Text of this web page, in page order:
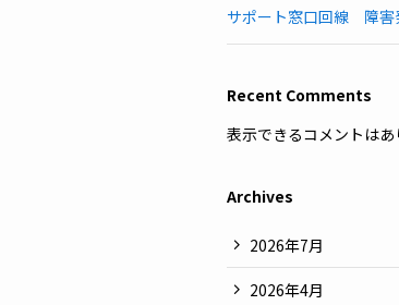
サポート窓口回線 障害
Recent Comments
表示できるコメントはあ
Archives
2026年7月
2026年4月